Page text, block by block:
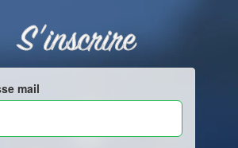
S'inscrire
mail